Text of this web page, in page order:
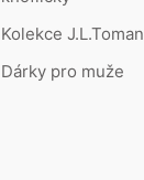
Kolekce J.L.Toman
Dárky pro muže